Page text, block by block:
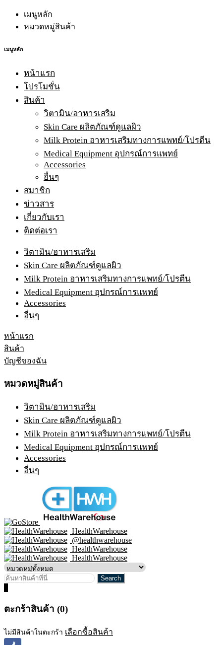
เมนูหลัก
หมวดหมู่สินค้า
เมนูหลัก
หน้าแรก
โปรโมชั่น
สินค้า
วิตามิน/อาหารเสริม
Skin Care ผลิตภัณฑ์ดูแลผิว
Milk Protein อาหารเสริมทางการแพทย์/โปรตีน
Medical Equipment อุปกรณ์การแพทย์
Accessories
อื่นๆ
สมาชิก
ข่าวสาร
เกี่ยวกับเรา
ติดต่อเรา
วิตามิน/อาหารเสริม
Skin Care ผลิตภัณฑ์ดูแลผิว
Milk Protein อาหารเสริมทางการแพทย์/โปรตีน
Medical Equipment อุปกรณ์การแพทย์
Accessories
อื่นๆ
หน้าแรก
สินค้า
บัญชีของฉัน
หมวดหมู่สินค้า
วิตามิน/อาหารเสริม
Skin Care ผลิตภัณฑ์ดูแลผิว
Milk Protein อาหารเสริมทางการแพทย์/โปรตีน
Medical Equipment อุปกรณ์การแพทย์
Accessories
อื่นๆ
HealthWarehouse
@healthwarehouse
HealthWarehouse
HealthWarehouse
ตะกร้าสินค้า (0)
ไม่มีสินค้าในตะกร้า เลือกซื้อสินค้า